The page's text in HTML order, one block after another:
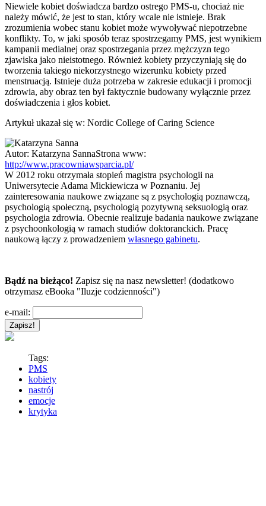
Niewiele kobiet doświadcza bardzo ostrego PMS-u, chociaż nie
należy mówić, że jest to stan, który wcale nie istnieje. Brak
zrozumienia wobec stanu kobiet może wywoływać niepotrzebne
konflikty. To, w jaki sposób teraz spostrzegamy PMS, jest wynikiem
kampanii medialnej oraz spostrzegania przez mężczyzn tego
zjawiska jako nieistotnego. Również kobiety przyczyniają się do
tworzenia takiego niekorzystnego wizerunku kobiety przed
menstruacją. Istnieje duża potrzeba w zakresie edukacji i promocji
zdrowia, aby obraz ten był faktycznie budowany wyłącznie przez
doświadczenia i głos kobiet.
Artykuł ukazał się w: Nordic College of Caring Science
Autor: Katarzyna SannaStrona www:
http://www.pracowniawsparcia.pl/
W 2012 roku otrzymała stopień magistra psychologii na
Uniwersytecie Adama Mickiewicza w Poznaniu. Jej
zainteresowania naukowe związane są z psychologią poznawczą,
psychologią społeczną, psychologią pozytywną seksuologią oraz
psychologia zdrowia. Obecnie realizuje badania naukowe związane
z psychoonkologią w ramach studiów doktoranckich. Pracę
naukową łączy z prowadzeniem własnego gabinetu.
Bądź na bieżąco! Zapisz się na nasz newsletter! (dodatkowo
otrzymasz eBooka "Iluzje codzienności")
e-mail:
Tags:
PMS
kobiety
nastrój
emocje
krytyka